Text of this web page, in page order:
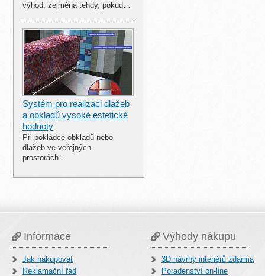
výhod, zejména tehdy, pokud…
Systém pro realizaci dlažeb
a obkladů vysoké estetické
hodnoty
Při pokládce obkladů nebo
dlažeb ve veřejných
prostorách…
Informace
Jak nakupovat
Reklamační řád
Výhody nákupu
3D návrhy interiérů zdarma
Poradenství on-line